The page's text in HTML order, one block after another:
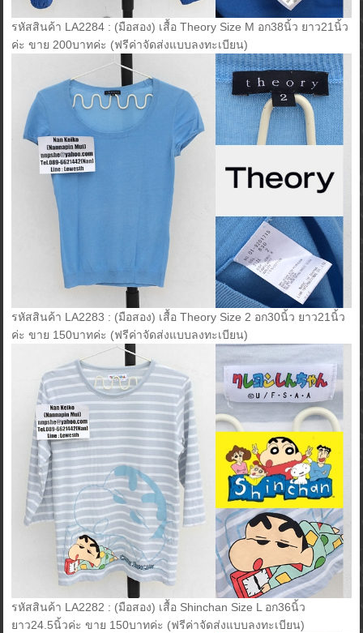
รหัสสินค้า LA2284 : (มือสอง) เสื้อ Theory Size M อก38นิ้ว ยาว21นิ้ว
ค่ะ ขาย 200บาทค่ะ (ฟรีค่าจัดส่งแบบลงทะเบียน)
รหัสสินค้า LA2283 : (มือสอง) เสื้อ Theory Size 2 อก30นิ้ว ยาว21นิ้ว
ค่ะ ขาย 150บาทค่ะ (ฟรีค่าจัดส่งแบบลงทะเบียน)
รหัสสินค้า LA2282 : (มือสอง) เสื้อ Shinchan Size L อก36นิ้ว
ยาว24.5นิ้วค่ะ ขาย 150บาทค่ะ (ฟรีค่าจัดส่งแบบลงทะเบียน)